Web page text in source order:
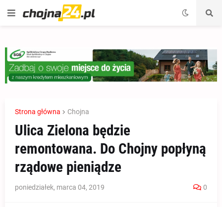
Strona główna Chojna
Ulica Zielona będzie
remontowana. Do Chojny popłyną
rządowe pieniądze
poniedziałek, marca 04, 2019 0